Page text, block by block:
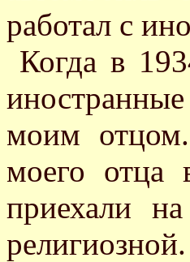
работал с
Когда в
моим
моего отца
приехали